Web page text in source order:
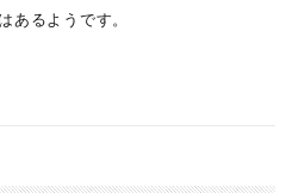
あるようです。